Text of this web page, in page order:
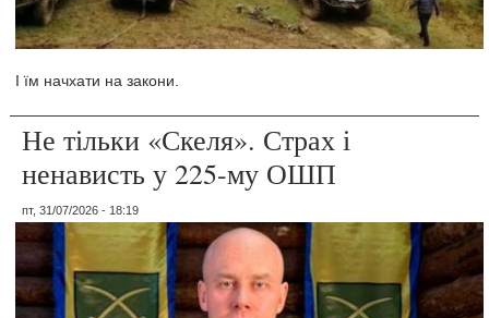
І їм начхати на закони.
Не тільки «Скеля». Страх і
ненависть у 225-му ОШП
пт, 31/07/2026 - 18:19